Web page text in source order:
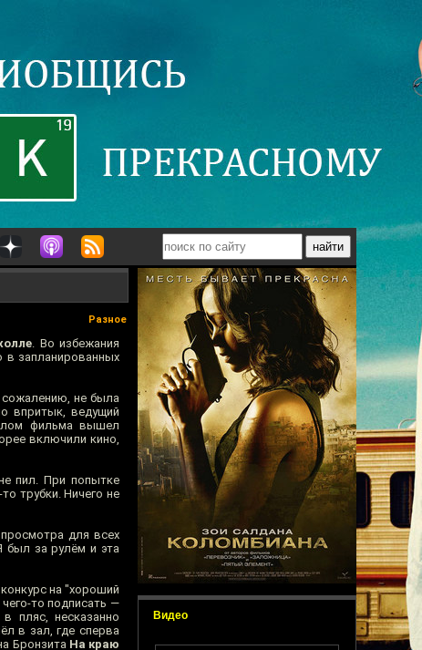
Видео
Разное
. Во избежания
в запланированных
сожалению, не была
впритык, ведущий
фильма вышел
включили кино,
пил. При попытке
трубки. Ничего не
для всех
был за рулём и эта
на "хороший
то подписать —
пляс, несказанно
в зал, где сперва
Бронзита На краю